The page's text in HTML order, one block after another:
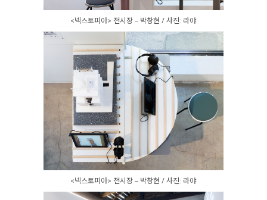
<넥스토피아> 전시장 – 박창현 / 사진: 라야
<넥스토피아> 전시장 – 박창현 / 사진: 라야